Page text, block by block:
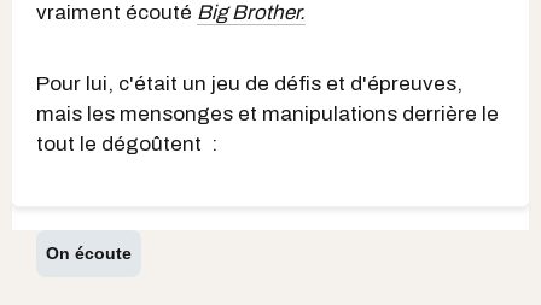
vraiment écouté Big Brother.
Pour lui, c'était un jeu de défis et d'épreuves,
mais les mensonges et manipulations derrière le
tout le dégoûtent :
On écoute